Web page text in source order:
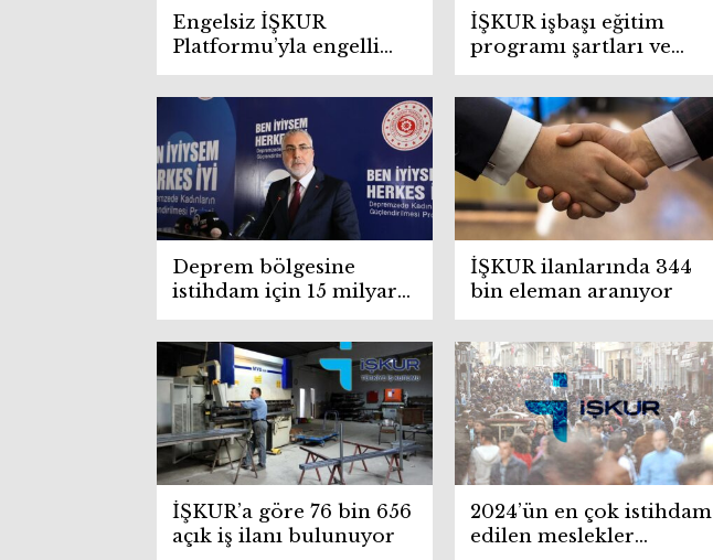
Engelsiz İŞKUR
Platformu’yla engelli
vatandaşlar için iş
ilanları ve hibe
başvuruları başladı
İŞKUR işbaşı eğitim
programı şartları ve
maaşı 2025
Deprem bölgesine
istihdam için 15 milyar
lira kaynak aktarıldı
İŞKUR ilanlarında 344
bin eleman aranıyor
İŞKUR’a göre 76 bin 656
açık iş ilanı bulunuyor
2024’ün en çok istihdam
edilen meslekler